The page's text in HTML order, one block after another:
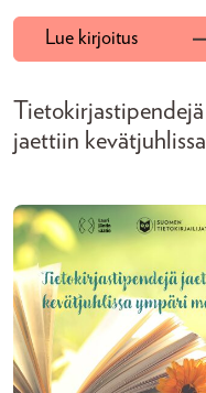
Lue kirjoitus
Tietokirjastipendejä
jaettiin kevätjuhlissa